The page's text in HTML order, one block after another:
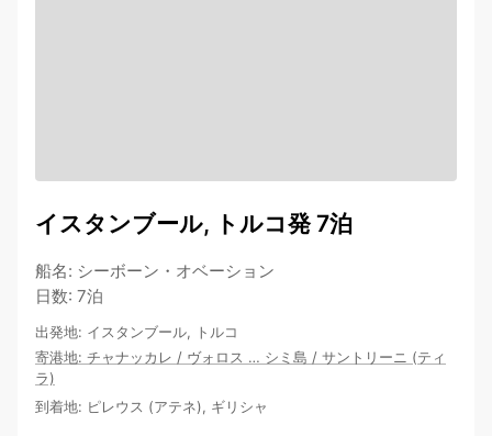
イスタンブール, トルコ発 7泊
船名: シーボーン・オベーション
日数: 7泊
出発地: イスタンブール, トルコ
寄港地: チャナッカレ / ヴォロス … シミ島 / サントリーニ (ティ
ラ)
到着地: ピレウス (アテネ), ギリシャ